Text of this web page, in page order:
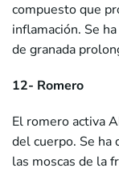
compuesto que
inflamación. Se
de granada
12- Romero
El romero activa
del cuerpo. Se ha
las moscas de la